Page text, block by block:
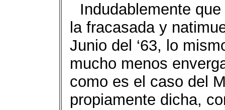
Indudablemente
la fracasada y
Junio del ‘63, lo
mucho menos
como es el caso del
propiamente dicha,